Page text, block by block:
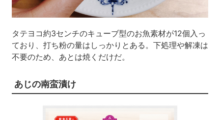
タテヨコ約3センチのキューブ型のお魚素材が12個入っ
ており、打ち粉の量はしっかりとある。下処理や解凍は
不要のため、あとは焼くだけだ。
あじの南蛮漬け